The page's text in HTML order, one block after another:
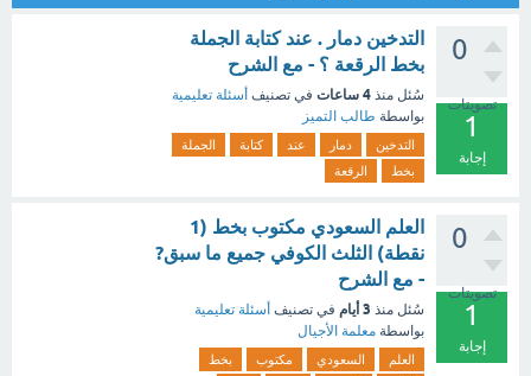
0
تصويتات
1
إجابة
التدخين دمار . عند كتابة الجملة
بخط الرقعة ؟ - مع الشرح
سُئل منذ 4 ساعات في تصنيف أسئلة تعليمية
بواسطة طالب التميز
التدخين دمار عند كتابة
الجملة
بخط
الرقعة
0
تصويتات
1
إجابة
العلم السعودي مكتوب بخط (1
نقطة) الثلث الكوفي جميع ما سبق?
- مع الشرح
سُئل منذ 3 أيام في تصنيف أسئلة تعليمية
بواسطة معلمة الأجيال
العلم السعودي مكتوب
بخط